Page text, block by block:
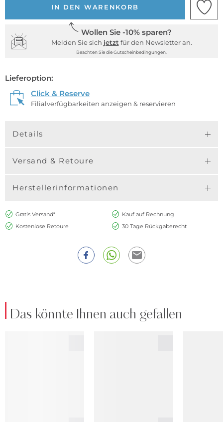
IN DEN WARENKORB
Wollen Sie -10% sparen?
Melden Sie sich jetzt für den Newsletter an.
Beachten Sie die Gutscheinbedingungen.
Lieferoption:
Click & Reserve
Filialverfügbarkeiten anzeigen & reservieren
Details
Versand & Retoure
Herstellerinformationen
Gratis Versand*
Kauf auf Rechnung
Kostenlose Retoure
30 Tage Rückgaberecht
Das könnte Ihnen auch gefallen